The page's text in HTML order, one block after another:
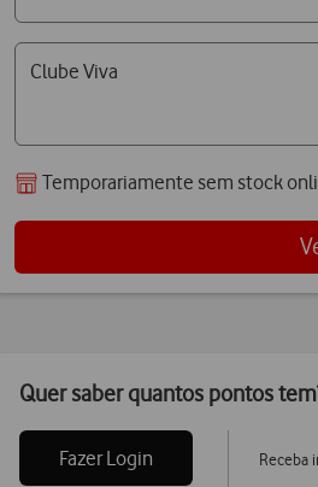
Clube Viva
Temporariamente sem stock
Quer saber quantos pontos
Fazer Login Receba